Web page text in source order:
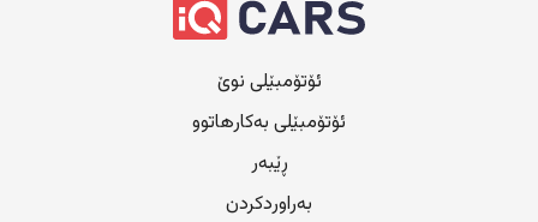
ئۆتۆمبێلی نوێ
ئۆتۆمبێلی بەکارهاتوو
ڕێبەر
بەراوردکردن